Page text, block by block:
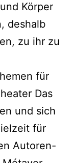
Körper
deshalb
zu ihr zu
für
Das
und sich
für
Autoren-